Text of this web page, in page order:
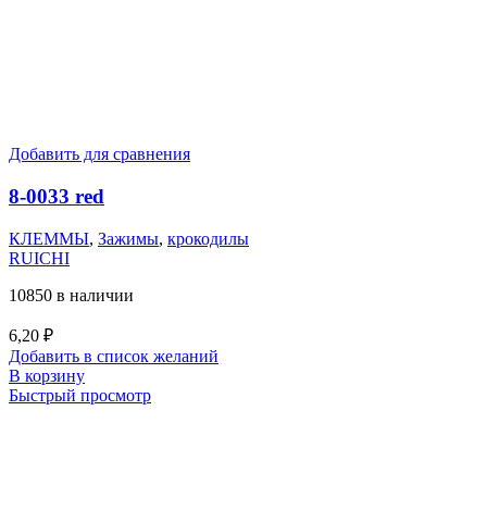
Добавить для сравнения
8-0033 red
КЛЕММЫ, Зажимы, крокодилы
RUICHI
10850 в наличии
6,20 ₽
Добавить в список желаний
В корзину
Быстрый просмотр